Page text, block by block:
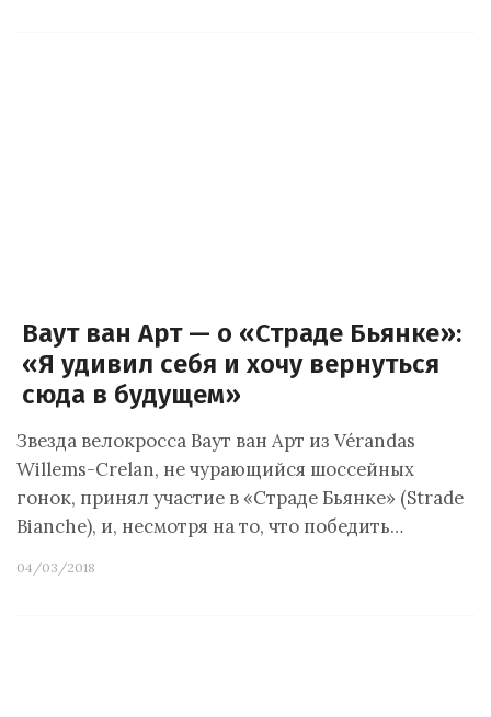
Ваут ван Арт — о «Страде Бьянке»:
«Я удивил себя и хочу вернуться
сюда в будущем»
Звезда велокросса Ваут ван Арт из Vérandas
Willems-Crelan, не чурающийся шоссейных
гонок, принял участие в «Страде Бьянке» (Strade
Bianche), и, несмотря на то, что победить…
04/03/2018